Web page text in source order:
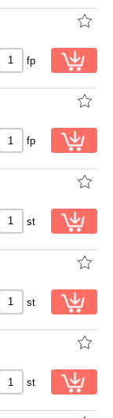
fp
fp
st
st
st